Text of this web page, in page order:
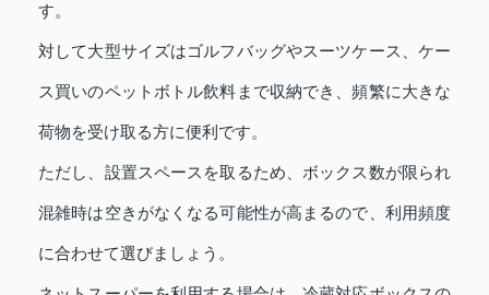
す。
対して大型サイズはゴルフバッグやスーツケース、ケー
ス買いのペットボトル飲料まで収納でき、頻繁に大きな
荷物を受け取る方に便利です。
ただし、設置スペースを取るため、ボックス数が限られ
混雑時は空きがなくなる可能性が高まるので、利用頻度
に合わせて選びましょう。